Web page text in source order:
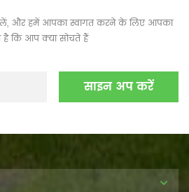
लें, और हमें आपका स्वागत करने के लिए आपका
है कि आप क्या सोचते हैं